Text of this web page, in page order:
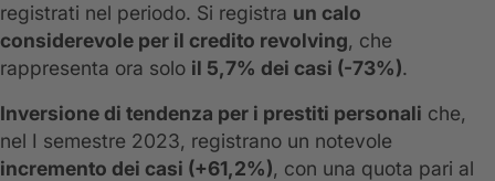
registrati nel periodo. Si registra un calo
considerevole per il credito revolving, che
rappresenta ora solo il 5,7% dei casi (-73%).
Inversione di tendenza per i prestiti personali che,
nel I semestre 2023, registrano un notevole
incremento dei casi (+61,2%), con una quota pari al